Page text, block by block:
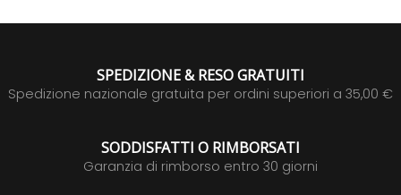
SPEDIZIONE & RESO GRATUITI
Spedizione nazionale gratuita per ordini superiori a 35,00 €
SODDISFATTI O RIMBORSATI
Garanzia di rimborso entro 30 giorni